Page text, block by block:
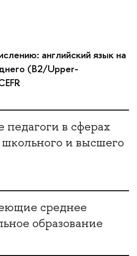
английский язык на
(B2/Upper-
в сферах
и высшего
среднее
образование